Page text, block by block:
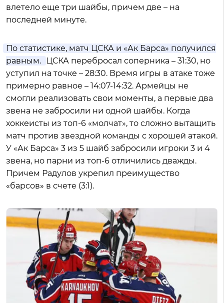
влетело еще три шайбы, причем две – на
последней минуте.
По статистике, матч ЦСКА и «Ак Барса» получился
равным. ЦСКА перебросал соперника – 31:30, но
уступил на точке – 28:30. Время игры в атаке тоже
примерно равное – 14:07-14:32. Армейцы не
смогли реализовать свои моменты, а первые два
звена не забросили ни одной шайбы. Когда
хоккеисты из топ-6 «молчат», то сложно вытащить
матч против звездной команды с хорошей атакой.
У «Ак Барса» 3 из 5 шайб забросили игроки 3 и 4
звена, но парни из топ-6 отличились дважды.
Причем Радулов укрепил преимущество
«барсов» в счете (3:1).